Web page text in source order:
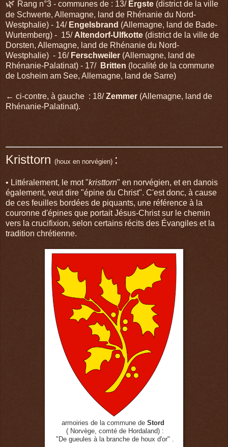
🌿 Rang n°3 - communes de : 13/ Ergste (district de la ville
de Schwerte, Allemagne, land de Rhénanie du Nord-
Westphalie) - 14/ Engelsbrand (Allemagne, land de Bade-
Wurtemberg) - 15/ Altendorf-Ulfkotte (district de la ville de
Dorsten, Allemagne, land de Rhénanie du Nord-
Westphalie) - 16/ Ferschweiler (Allemagne, land de
Rhénanie-Palatinat) - 17/ Britten (localité de la commune
de Losheim am See, Allemagne, land de Sarre)
← ci-contre, à gauche : 18/Zemmer (Allemagne, land de
Rhénanie-Palatinat).
Kristtorn (houx en norvégien) :
• Littéralement, le mot "kristtorn" en norvégien, et en danois
également, veut dire "épine du Christ". C'est donc, à cause
de ces feuilles bordées de piquants, une référence à la
couronne d'épines que portait Jésus-Christ sur le chemin
vers la crucifixion, selon certains récits des Évangiles et la
tradition chrétienne.
armoiries de la commune de Stord
( Norvège, comté de Hordaland) :
"De gueules à la branche de houx d'or" .